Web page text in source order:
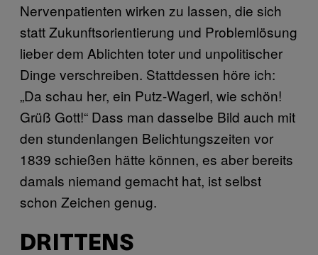
Nervenpatienten wirken zu lassen, die sich
statt Zukunftsorientierung und Problemlösung
lieber dem Ablichten toter und unpolitischer
Dinge verschreiben. Stattdessen höre ich:
„Da schau her, ein Putz-Wagerl, wie schön!
Grüß Gott!“ Dass man dasselbe Bild auch mit
den stundenlangen Belichtungszeiten vor
1839 schießen hätte können, es aber bereits
damals niemand gemacht hat, ist selbst
schon Zeichen genug.
DRITTENS